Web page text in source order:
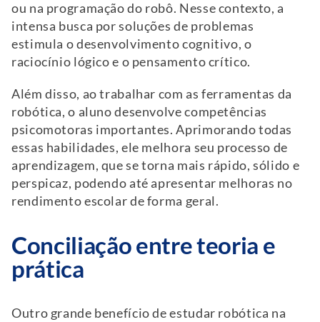
ou na programação do robô. Nesse contexto, a
intensa busca por soluções de problemas
estimula o desenvolvimento cognitivo, o
raciocínio lógico e o pensamento crítico.
Além disso, ao trabalhar com as ferramentas da
robótica, o aluno desenvolve competências
psicomotoras importantes. Aprimorando todas
essas habilidades, ele melhora seu processo de
aprendizagem, que se torna mais rápido, sólido e
perspicaz, podendo até apresentar melhoras no
rendimento escolar de forma geral.
Conciliação entre teoria e
prática
Outro grande benefício de estudar robótica na